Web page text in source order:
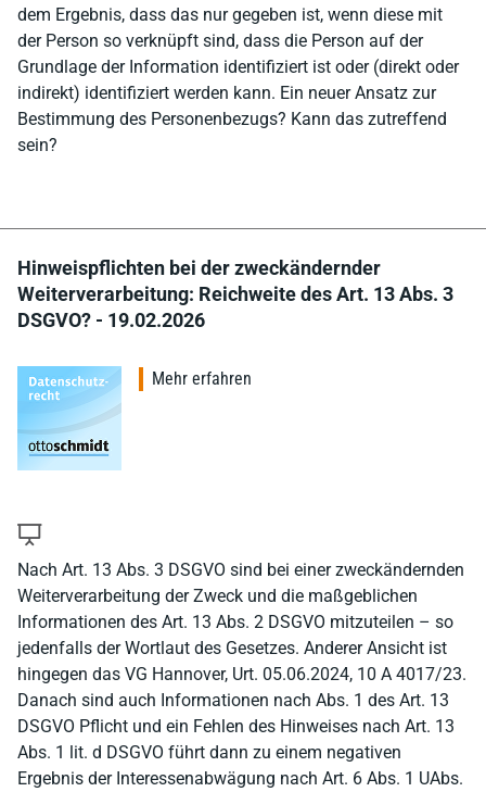
dem Ergebnis, dass das nur gegeben ist, wenn diese mit
der Person so verknüpft sind, dass die Person auf der
Grundlage der Information identifiziert ist oder (direkt oder
indirekt) identifiziert werden kann. Ein neuer Ansatz zur
Bestimmung des Personenbezugs? Kann das zutreffend
sein?
Hinweispflichten bei der zweckändernder
Weiterverarbeitung: Reichweite des Art. 13 Abs. 3
DSGVO? - 19.02.2026
Nach Art. 13 Abs. 3 DSGVO sind bei einer zweckändernden
Weiterverarbeitung der Zweck und die maßgeblichen
Informationen des Art. 13 Abs. 2 DSGVO mitzuteilen – so
jedenfalls der Wortlaut des Gesetzes. Anderer Ansicht ist
hingegen das VG Hannover, Urt. 05.06.2024, 10 A 4017/23.
Danach sind auch Informationen nach Abs. 1 des Art. 13
DSGVO Pflicht und ein Fehlen des Hinweises nach Art. 13
Abs. 1 lit. d DSGVO führt dann zu einem negativen
Ergebnis der Interessenabwägung nach Art. 6 Abs. 1 UAbs.
Mehr erfahren